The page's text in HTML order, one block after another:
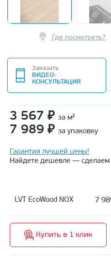
Где посмотреть?
Заказать
ВИДЕО-
КОНСУЛЬТАЦИЯ
3 567 ₽ за м²
7 989 ₽ за упаковку
Гарантия лучшей цены!
Найдете дешевле — сделаем
LVT EcoWood NOX 7
Купить в 1 клик